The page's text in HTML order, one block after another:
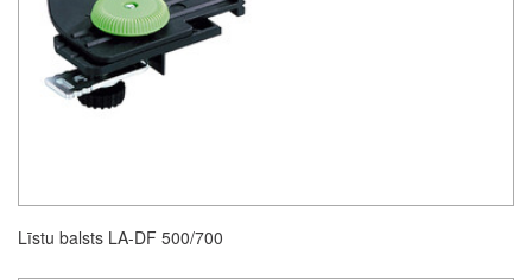
Līstu balsts LA-DF 500/700